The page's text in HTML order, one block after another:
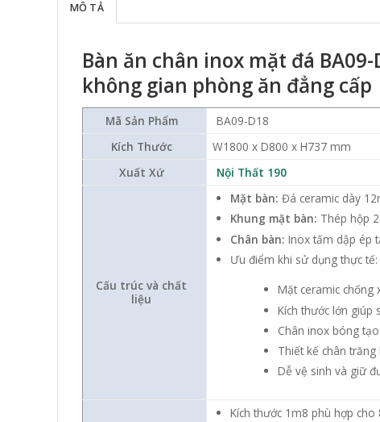
MÔ TẢ
Bàn ăn chân inox mặt đá
không gian phòng ăn đẳng cấp
Mã Sản Phẩm
BA09-D18
Kích Thước
W1800 x D800 x H737 mm
Xuất Xứ
Nội Thất 190
Cấu trúc và chất
liệu
Mặt bàn: Đá ceramic dày
Khung mặt bàn: Thép hộp
Chân bàn: Inox tấm dập ép
Ưu điểm khi sử dụng thực tế:
Mặt ceramic chống
Kích thước lớn giúp
Chân inox bóng
Thiết kế chân
Dễ vệ sinh và giữ
Kích thước 1m8 phù hợp cho